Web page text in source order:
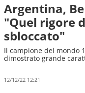
Argentina,
"Quel rigore
sbloccato"
Il campione del mondo
dimostrato grande
12/12/22 12:21